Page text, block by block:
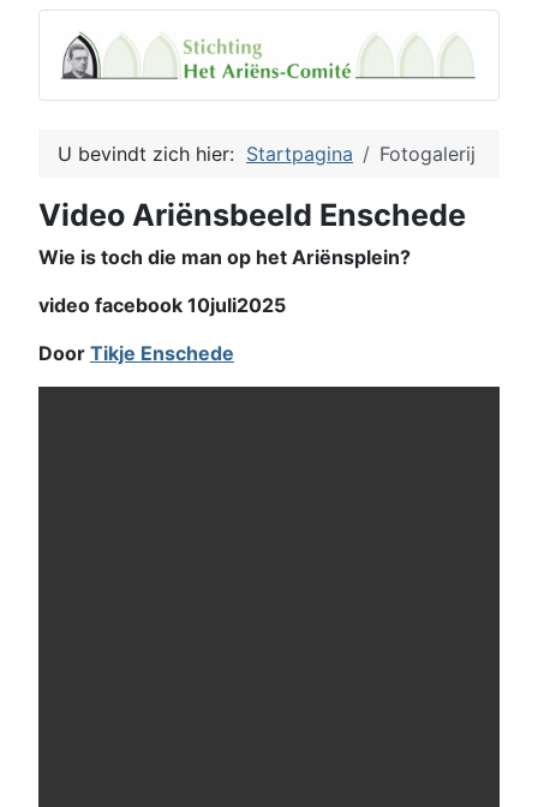
U bevindt zich hier: Startpagina Fotogalerij
Video Ariënsbeeld Enschede
Wie is toch die man op het Ariënsplein?
video facebook 10juli2025
Door Tikje Enschede